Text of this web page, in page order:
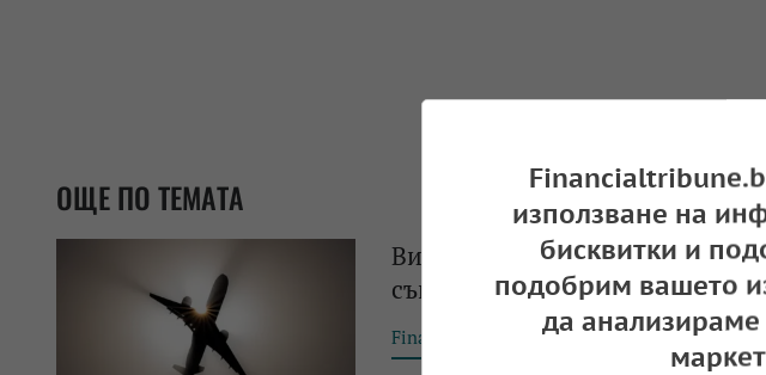
ОЩЕ ПО ТЕМАТА
Високата цена на керосина:
съкращават полетите си
Financial Tribune
използване на
бисквитки и
подобрим вашето
да анализираме